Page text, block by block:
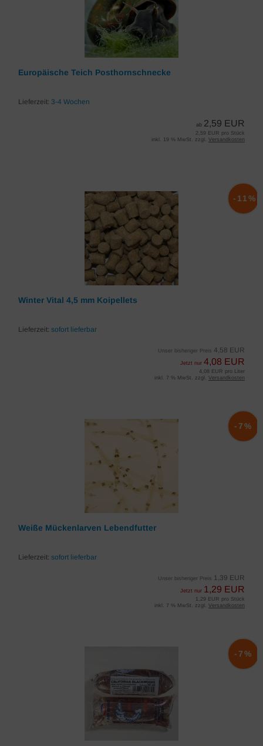
Europäische Teich Posthornschnecke
Lieferzeit: 3-4 Wochen
ab 2,59 EUR
2,59 EUR pro Stück
inkl. 19 % MwSt. zzgl. Versandkosten
Winter Vital 4,5 mm Koipellets
Lieferzeit: sofort lieferbar
Unser bisheriger Preis 4,58 EUR
Jetzt nur 4,08 EUR
-11%
4,08 EUR pro Liter
inkl. 7 % MwSt. zzgl. Versandkosten
Weiße Mückenlarven Lebendfutter
Lieferzeit: sofort lieferbar
Unser bisheriger Preis 1,39 EUR
Jetzt nur 1,29 EUR
-7%
1,29 EUR pro Stück
inkl. 7 % MwSt. zzgl. Versandkosten
-7%